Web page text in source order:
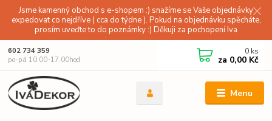
Jsme kamenný obchod s e-shopem :) snažíme se Vaše objednávky
expedovat co nejdříve ( cca do týdne ). Pokud na objednávku spěcháte,
prosím uveďte to do poznámky :) Děkuji za pochopení Iva
Menu
602 734 359
po-pá 10.00-17.00hod
0 ks
za 0,00 Kč